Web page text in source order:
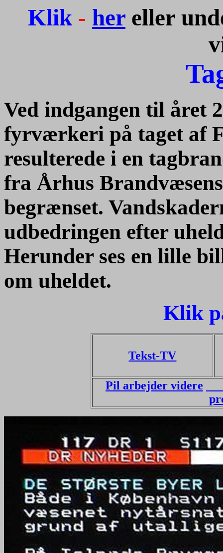
Klik - her eller
Ved indgangen til året
fyrværkeri på taget af
resulterede i en
fra Århus
begrænset.
udbedringen efter
Herunder ses en lille
om uheldet.
Klik
Tekst-TV
Pil arbejder videre